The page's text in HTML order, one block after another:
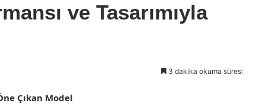
ve Tasarımıyla
3 dakika okuma süresi
Çıkan Model